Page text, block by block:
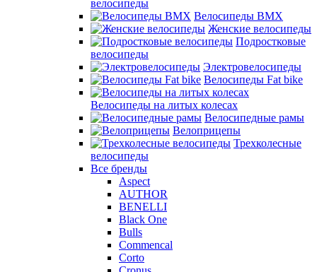
велосипеды
Велосипеды BMX
Женские велосипеды
Подростковые
велосипеды
Электровелосипеды
Велосипеды Fat bike
Велосипеды на литых колесах
Велосипедные рамы
Велоприцепы
Трехколесные
велосипеды
Все бренды
Aspect
AUTHOR
BENELLI
Black One
Bulls
Commencal
Corto